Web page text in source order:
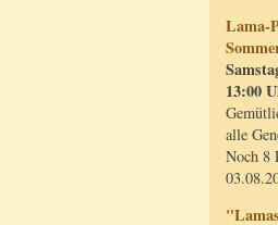
Lama-
13:00
alle
Noch 8